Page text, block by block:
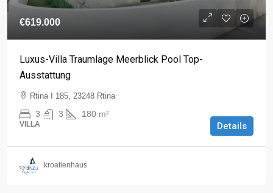
€619.000
Luxus-Villa Traumlage Meerblick Pool Top-
Ausstattung
Rtina I 185, 23248 Rtina
3 3 180 m²
VILLA Details
kroatienhaus